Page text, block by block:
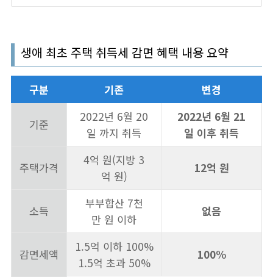
생애 최초 주택 취득세 감면 혜택 내용 요약
구분 기존 변경
기준
2022년 6월 20
일 까지 취득
2022년 6월 21
일 이후 취득
주택가격
4억 원(지방 3
억 원)
12억 원
소득
부부합산 7천
만 원 이하
없음
감면세액
1.5억 이하 100%
1.5억 초과 50%
100%